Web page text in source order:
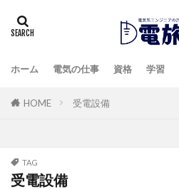
ホーム 電気の仕事 資格 学習
HOME 受電設備
TAG
受電設備